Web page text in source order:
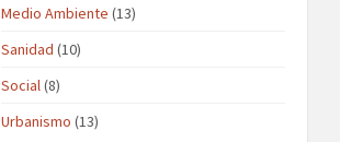
Medio Ambiente (13)
Sanidad (10)
Social(8)
Urbanismo (13)